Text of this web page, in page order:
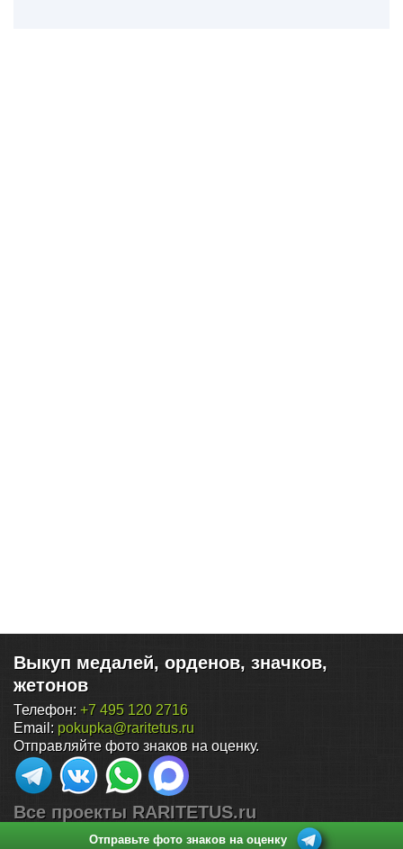
Выкуп медалей, орденов, значков,
жетонов
Телефон: +7 495 120 2716
Email: pokupka@raritetus.ru
Отправляйте фото знаков на оценку.
Все проекты RARITETUS.ru
Поиск по нумизматическим аукционам
Отправьте фото знаков на оценку